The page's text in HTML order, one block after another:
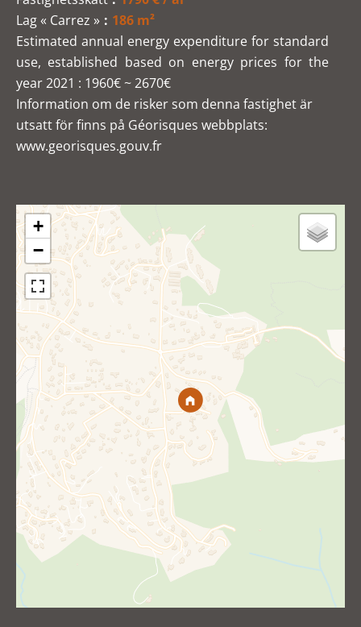
Lag « Carrez »
186 m²
Estimated annual energy expenditure for standard
use, established based on energy prices for the
year 2021 : 1960€ ~ 2670€
Information om de risker som denna fastighet är
utsatt för finns på Géorisques webbplats:
www.georisques.gouv.fr
+
−